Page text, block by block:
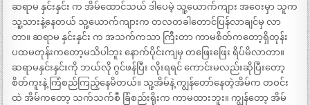
ဆရာမ နှင်းနှင်း က အိမ်ထောင်သယ် ဒါပေမဲ့ သူ့ယောက်ကျား အဝေးမှာ သူက
သူ့သားနဲ့နေတယ် သူ့ယောက်ကျားက တလတခါတောင်ပြန်လာချင်မှ လာ
တာ။ ဆရာမ နှင်းနှင်း က အသက်ကသာ ကြီးတာ ကာမစိတ်ကတော့ရှိတုန်း
ပထမတုန်းကတော့မသိပါဘူး နောက်ပိုင်းကျမှ တဖြေးဖြေး ရိပ်မိလာတာ။
ဆရာမနှင်းနှင်းကို ဘယ်လို ဂွင်ဖန်ပြီး လိုးရရင် ကောင်းမလည်းဆိုပြီးတော့
စိတ်ကူးနဲ့ ကြံစည်ကြည့်နေမိတယ်။ သူ့အိမ်နဲ့ ကျွန်တော်နေတဲ့အိမ်က တဝင်း
ထဲ အိမ်ကတော့ သက်သက်စီ ခြံစည်းရိုးက ကာမထားဘူး။ ကျွန်တော့ အိမ်